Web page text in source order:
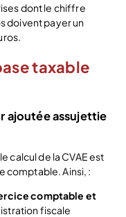
dont le chiffre
doivent payer un
taxable
ajoutée assujettie
calcul de la CVAE est
comptable. Ainsi, :
comptable et
fiscale